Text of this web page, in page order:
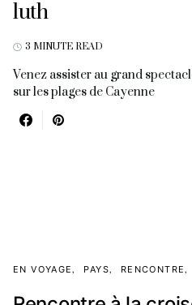
luth
3 MINUTE READ
Venez assister au grand
sur les plages de Cayenne
EN VOYAGE PAYS RENCONTRE